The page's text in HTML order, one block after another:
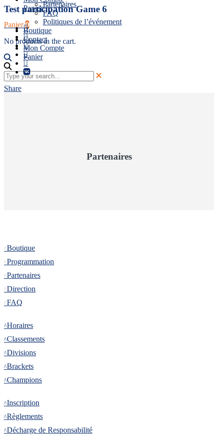
Panier
Panier 0
No products in the cart.
Partenaires
FAQ
Politiques de l’événement
Boutique
Contact
Mon Compte
Panier
Test participation Game 6
Share
Partenaires
Boutique
Programmation
Partenaires
Direction
FAQ
Horaires
Classements
Divisions
Brackets
Champions
Inscription
Règlements
Décharge de Responsabilité